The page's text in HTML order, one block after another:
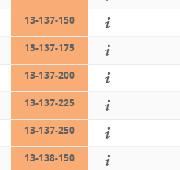
13-137-150
13-137-175
13-137-200
13-137-225
13-137-250
13-138-150